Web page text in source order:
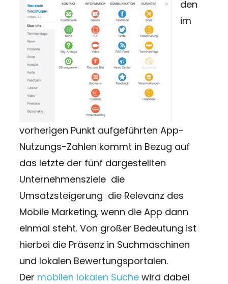
den
im
vorherigen Punkt aufgeführten App-
Nutzungs-Zahlen kommt in Bezug auf
das letzte der fünf dargestellten
Unternehmensziele  die
Umsatzsteigerung  die Relevanz des
Mobile Marketing, wenn die App dann
einmal steht. Von großer Bedeutung ist
hierbei die Präsenz in Suchmaschinen
und lokalen Bewertungsportalen.
Der mobilen lokalen Suchewird dabei